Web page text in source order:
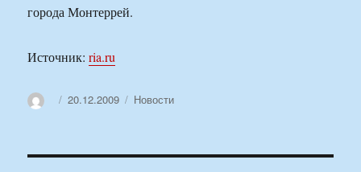
города Монтеррей.
Источник:ria.ru
АвторОпубликовано
20.12.2009 Рубрики
Новости